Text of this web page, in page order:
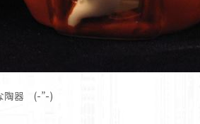
陶器 (-”-)